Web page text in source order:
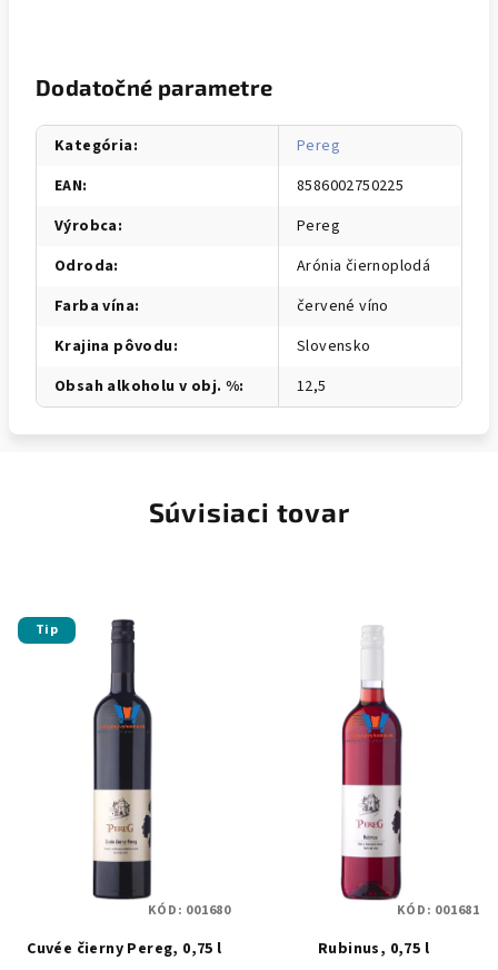
Dodatočné parametre
Kategória:
Pereg
EAN:
8586002750225
Výrobca:
Pereg
Odroda:
Arónia čiernoplodá
Farba vína:
červené víno
Krajina pôvodu:
Slovensko
Obsah alkoholu v obj. %: 12,5
Súvisiaci tovar
Tip
Cuvée čierny Pereg, 0,75 l
KÓD: 001680
Rubinus, 0,75 l
KÓD: 001681